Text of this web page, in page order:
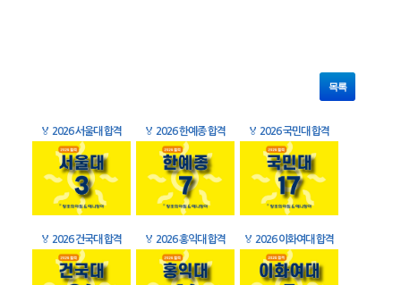
목록
🏅 2026 서울대 합격 🏅 2026 한예종 합격 🏅 2026 국민대 합격
🏅 2026 건국대 합격 🏅 2026 홍익대 합격 🏅 2026 이화여대 합격